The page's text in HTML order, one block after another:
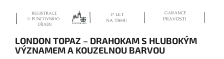
LONDON TOPAZ – DRAHOKAM S HLUBOKÝM
VÝZNAMEM A KOUZELNOU BARVOU